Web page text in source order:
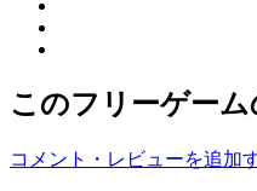
このフリーゲー
コメント・レビューを追加